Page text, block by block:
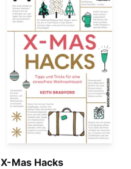
X-Mas Hacks